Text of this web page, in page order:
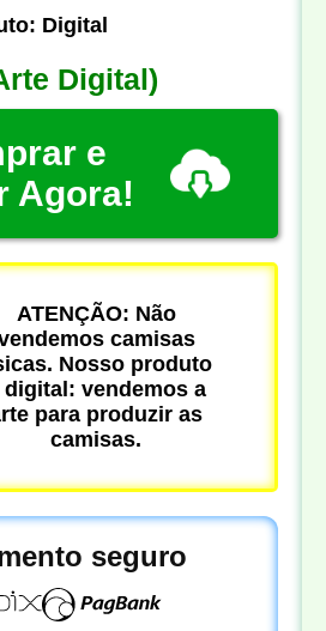
Digital
Digital)
e
Agora!
ATENÇÃO: Não
camisas
Nosso produto
digital: vendemos a
para produzir as
camisas.
seguro